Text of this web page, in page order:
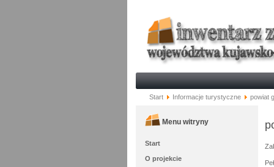
Start Informacje turystyczne powiat
Menu witryny
Start
O projekcie